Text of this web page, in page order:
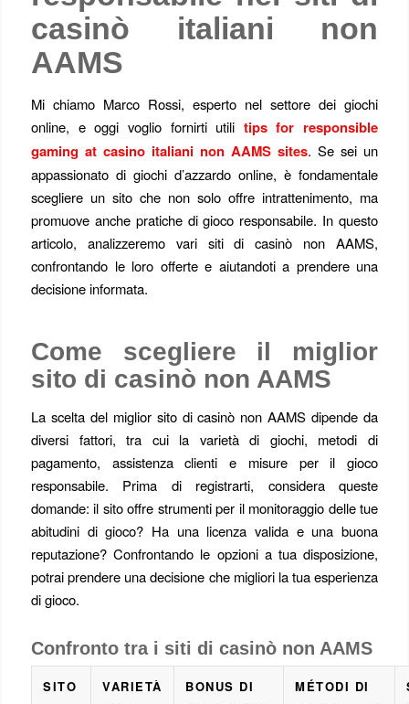
casinò italiani non
AAMS
Mi chiamo Marco Rossi, esperto nel settore dei giochi
online, e oggi voglio fornirti utili tips for responsible
gaming at casino italiani non AAMS sites. Se sei un
appassionato di giochi d’azzardo online, è fondamentale
scegliere un sito che non solo offre intrattenimento, ma
promuove anche pratiche di gioco responsabile. In questo
articolo, analizzeremo vari siti di casinò non AAMS,
confrontando le loro offerte e aiutandoti a prendere una
decisione informata.
Come scegliere il miglior
sito di casinò non AAMS
La scelta del miglior sito di casinò non AAMS dipende da
diversi fattori, tra cui la varietà di giochi, metodi di
pagamento, assistenza clienti e misure per il gioco
responsabile. Prima di registrarti, considera queste
domande: il sito offre strumenti per il monitoraggio delle tue
abitudini di gioco? Ha una licenza valida e una buona
reputazione? Confrontando le opzioni a tua disposizione,
potrai prendere una decisione che migliori la tua esperienza
di gioco.
Confronto tra i siti di casinò non AAMS
SITO
VARIETÀ
BONUS DI
MÉTODI DI